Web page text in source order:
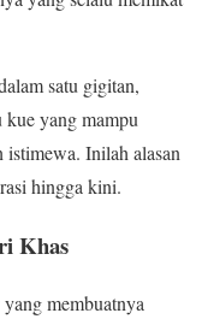
satu gigitan,
kue yang mampu
istimewa. Inilah alasan
hingga kini.
Khas
yang membuatnya